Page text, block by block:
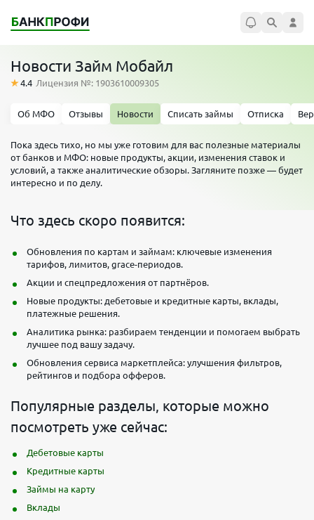
Новости Займ Мобайл
4.4 Лицензия №: 1903610009305
Об МФО Отзывы Новости Списать займы Отписка
Пока здесь тихо, но мы уже готовим для вас полезные материалы
от банков и МФО: новые продукты, акции, изменения ставок и
условий, а также аналитические обзоры. Загляните позже — будет
интересно и по делу.
Что здесь скоро появится:
Обновления по картам и займам: ключевые изменения
тарифов, лимитов, grace-периодов.
Акции и спецпредложения от партнёров.
Новые продукты: дебетовые и кредитные карты, вклады,
платежные решения.
Аналитика рынка: разбираем тенденции и помогаем выбрать
лучшее под вашу задачу.
Обновления сервиса маркетплейса: улучшения фильтров,
рейтингов и подбора офферов.
Популярные разделы, которые можно
посмотреть уже сейчас:
Дебетовые карты
Кредитные карты
Займы на карту
Вклады